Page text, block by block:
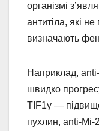
організмі
антитіла, які
визначають
Наприклад,
швидко
TIF1γ —
пухлин, anti-